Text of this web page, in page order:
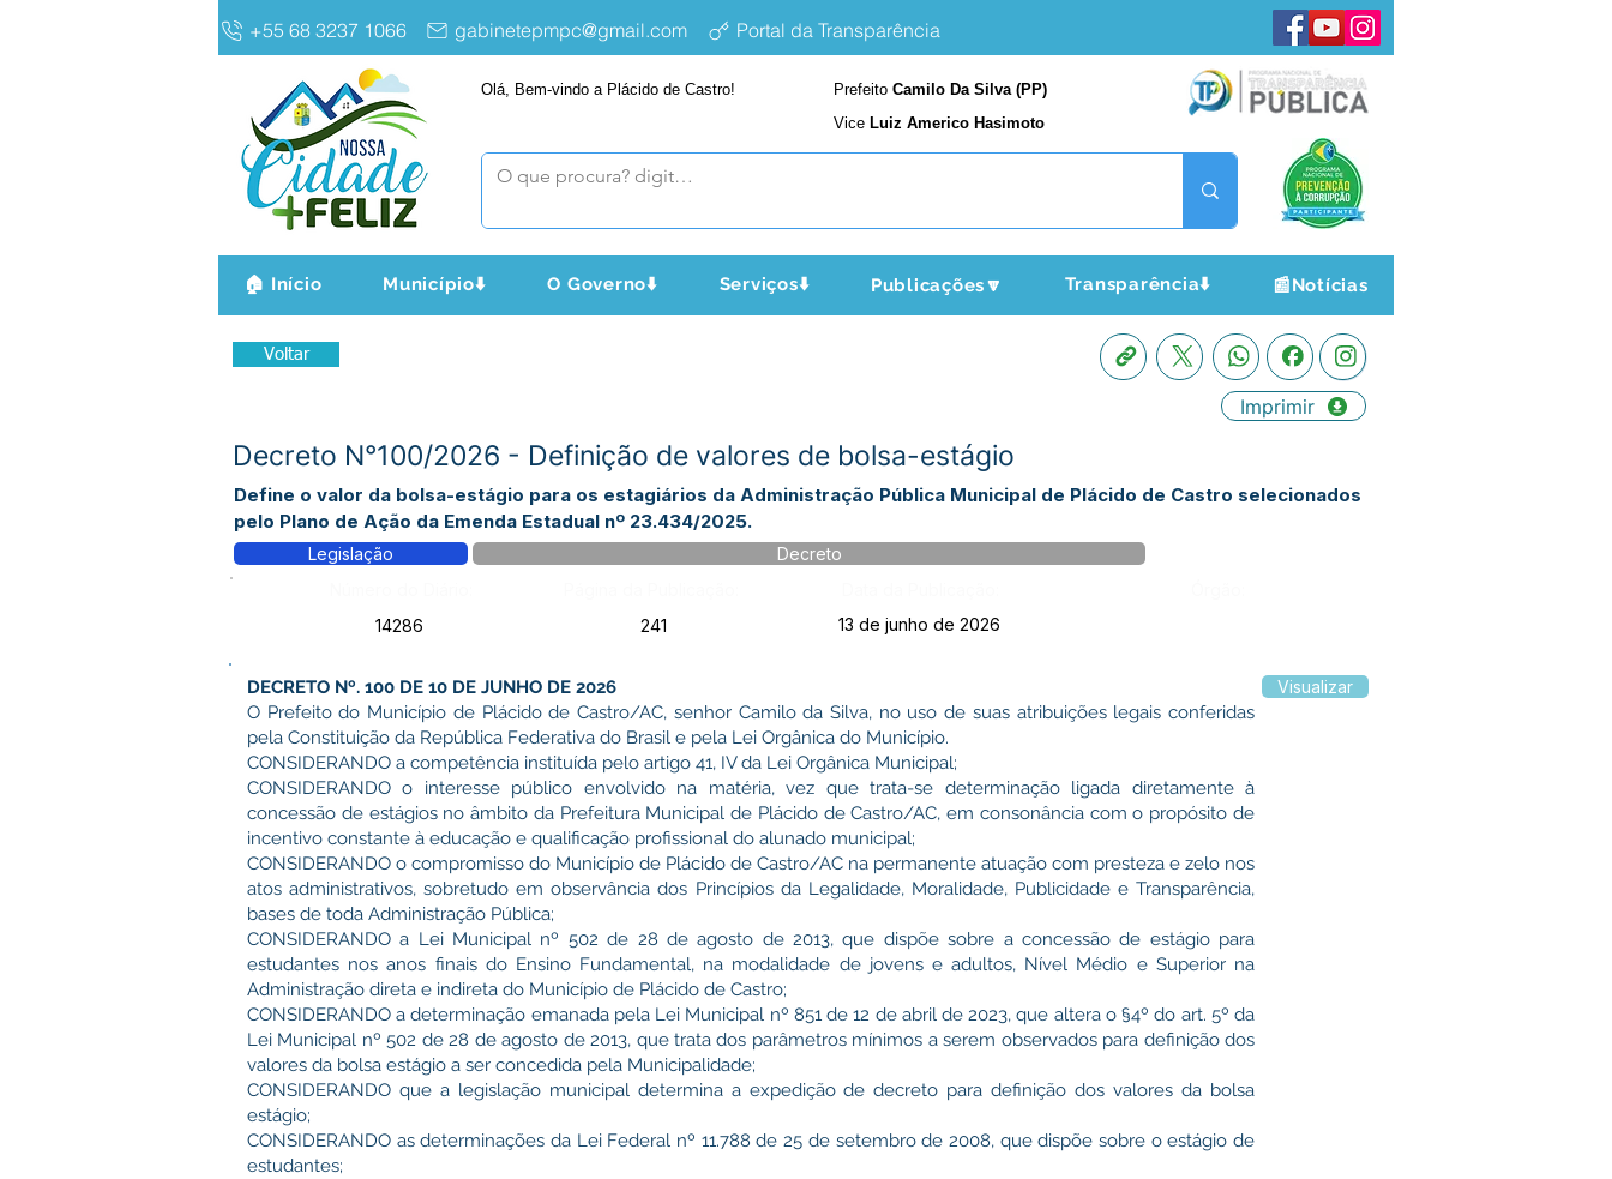
+55 68 3237 1066 gabinetepmpc@gmail.com Portal da Transparência
Olá, Bem-vindo a Plácido de Castro! Prefeito Camilo Da Silva (PP)
Vice Luiz Americo Hasimoto
🏠 Início Município⬇️ O Governo⬇️ Serviços⬇️ Publicações🔽 Transparência⬇️ 📰Notícias
Voltar
Imprimir
Decreto N°100/2026 - Definição de valores de bolsa-estágio
Define o valor da bolsa-estágio para os estagiários da Administração Pública Municipal de Plácido de Castro selecionados
pelo Plano de Ação da Emenda Estadual nº 23.434/2025.
Legislação
Decreto
14286
241 13 de junho de 2026
DECRETO Nº. 100 DE 10 DE JUNHO DE 2026
O Prefeito do Município de Plácido de Castro/AC, senhor Camilo da Silva, no uso de suas atribuições legais conferidas
pela Constituição da República Federativa do Brasil e pela Lei Orgânica do Município.
CONSIDERANDO a competência instituída pelo artigo 41, IV da Lei Orgânica Municipal;
CONSIDERANDO o interesse público envolvido na matéria, vez que trata-se determinação ligada diretamente à
concessão de estágios no âmbito da Prefeitura Municipal de Plácido de Castro/AC, em consonância com o propósito de
incentivo constante à educação e qualificação profissional do alunado municipal;
CONSIDERANDO o compromisso do Município de Plácido de Castro/AC na permanente atuação com presteza e zelo nos
atos administrativos, sobretudo em observância dos Princípios da Legalidade, Moralidade, Publicidade e Transparência,
bases de toda Administração Pública;
CONSIDERANDO a Lei Municipal nº 502 de 28 de agosto de 2013, que dispõe sobre a concessão de estágio para
estudantes nos anos finais do Ensino Fundamental, na modalidade de jovens e adultos, Nível Médio e Superior na
Administração direta e indireta do Município de Plácido de Castro;
CONSIDERANDO a determinação emanada pela Lei Municipal nº 851 de 12 de abril de 2023, que altera o §4º do art. 5º da
Lei Municipal nº 502 de 28 de agosto de 2013, que trata dos parâmetros mínimos a serem observados para definição dos
valores da bolsa estágio a ser concedida pela Municipalidade;
CONSIDERANDO que a legislação municipal determina a expedição de decreto para definição dos valores da bolsa
estágio;
CONSIDERANDO as determinações da Lei Federal nº 11.788 de 25 de setembro de 2008, que dispõe sobre o estágio de
estudantes;
Visualizar